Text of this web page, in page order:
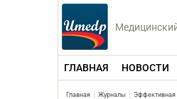
ГЛАВНАЯ НОВОСТИ
Главная Журналы Эффективная